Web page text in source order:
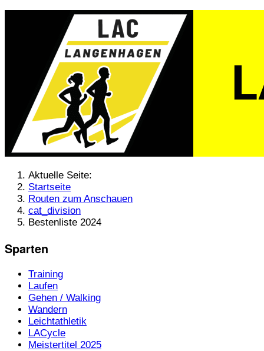
Aktuelle Seite:
Startseite
Routen zum Anschauen
cat_division
Bestenliste 2024
Sparten
Training
Laufen
Gehen / Walking
Wandern
Leichtathletik
LACycle
Meistertitel 2025